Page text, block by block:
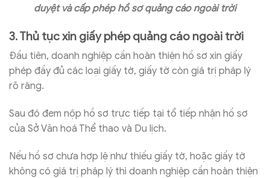
duyệt và cấp phép hồ sơ quảng cáo ngoài trời
3. Thủ tục xin giấy phép quảng cáo ngoài trời
Đầu tiên, doanh nghiệp cần hoàn thiện hồ sơ xin giấy
phép đầy đủ các loại giấy tờ, giấy tờ còn giá trị pháp lý
rõ ràng.
Sau đó đem nộp hồ sơ trực tiếp tại tổ tiếp nhận hồ sơ
của Sở Văn hoá Thể thao và Du lịch.
Nếu hồ sơ chưa hợp lệ như thiếu giấy tờ, hoặc giấy tờ
không có giá trị pháp lý thì doanh nghiệp cần hoàn thiện